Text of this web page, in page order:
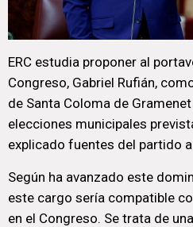
ERC estudia proponer al
Congreso, Gabriel Rufián,
de Santa Coloma de
elecciones municipales
explicado fuentes del partido
Según ha avanzado este
este cargo sería compatible
en el Congreso. Se trata de